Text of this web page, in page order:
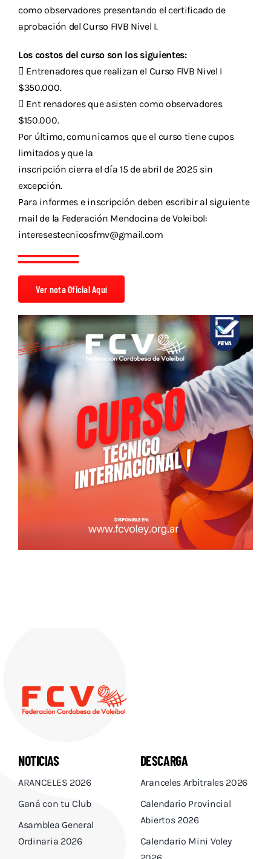
como observadores presentando el certificado de
aprobación del Curso FIVB Nivel I.
Los costos del curso son los siguientes:
 Entrenadores que realizan el Curso FIVB Nivel I
$350.000.
 Ent renadores que asisten como observadores
$150.000.
Por último, comunicamos que el curso tiene cupos
limitados y que la
inscripción cierra el día 15 de abril de 2025 sin
excepción.
Para informes e inscripción deben escribir al siguiente
mail de la Federación Mendocina de Voleibol:
interesestecnicosfmv@gmail.com
Ver nota Oficial Aquí
NOTICIAS
ARANCELES 2026
Ganá con tu Club
Asamblea General
Ordinaria 2026
DESCARGA
Aranceles Arbitrales 2026
Calendario Provincial
Abiertos 2026
Calendario Mini Voley